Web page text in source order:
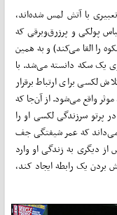
با آتش لمس شده‌اند،
پولکی و پرزرق‌وبرقی که
را القا می‌کند) و به همین
یک سکه دانسته می‌شد. با
لکسی برای ارتباط برقرار
واقع می‌شود. از آن‌جا که
سرزندگی لکسی او را
که عمر شیفتگی جف
دیگری به زندگی او وارد
بردن یک رابطه ایجاد کند،